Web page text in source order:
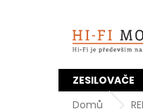
ZESILOVAČE
Domů